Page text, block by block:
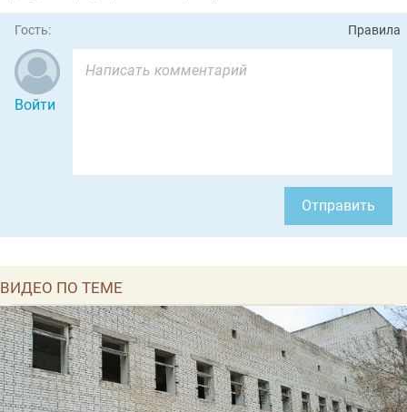
Гость: Правила
Войти
Отправить
ВИДЕО ПО ТЕМЕ